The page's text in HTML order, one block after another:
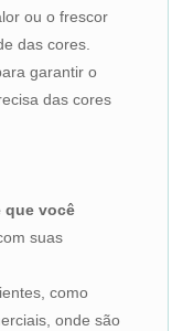
ou o frescor
das cores.
garantir o
das cores
que você
suas
como
onde são